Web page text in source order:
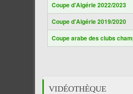
Coupe d'Algérie 2022/2023
Coupe d'Algérie 2019/2020
Coupe arabe des clubs
VIDÉOTHÈQUE